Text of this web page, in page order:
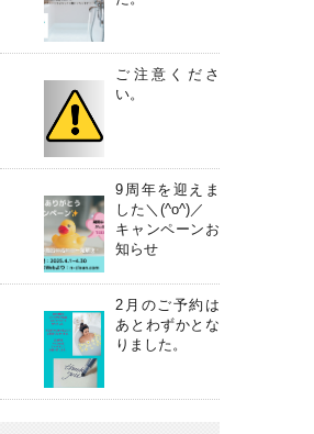
ご注意くださ
い。
9周年を迎えま
した＼(^o^)／
キャンペーンお
知らせ
2月のご予約は
あとわずかとな
りました。